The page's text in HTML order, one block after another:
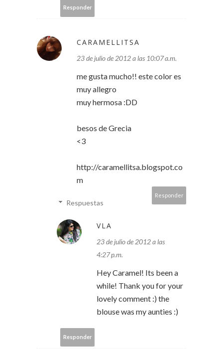
Responder
CARAMELLITSA
23 de julio de 2012 a las 10:07 a.m.
me gusta mucho!! este color es
muy allegro
muy hermosa :DD
besos de Grecia
<3
http://caramellitsa.blogspot.co
m
Responder
Respuestas
VLA
23 de julio de 2012 a las
4:27 p.m.
Hey Caramel! Its been a
while! Thank you for your
lovely comment :) the
blouse was my aunties :)
Responder